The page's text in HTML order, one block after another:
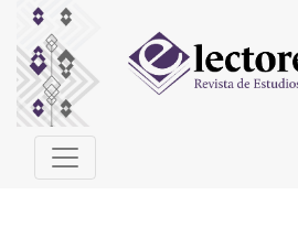
Contacto